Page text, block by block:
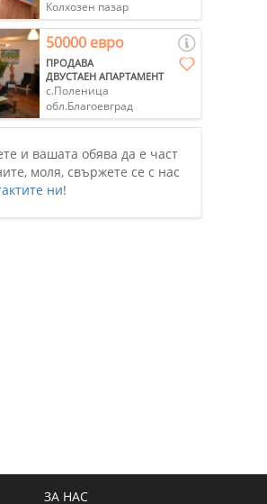
Колхозен пазар
50000 евро
ПРОДАВА
ДВУСТАЕН АПАРТАМЕНТ
с.Поленица
обл.Благоевград
и вашата обява да е част
моля, свържете се с нас
ни!
ЗА НАС